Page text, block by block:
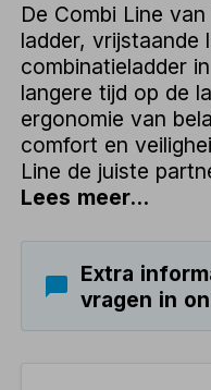
De Combi Line
ladder, vrijstaande
combinatieladder
langere tijd op de
ergonomie van
comfort en
Line de juiste
Lees meer...
Extra
vragen in